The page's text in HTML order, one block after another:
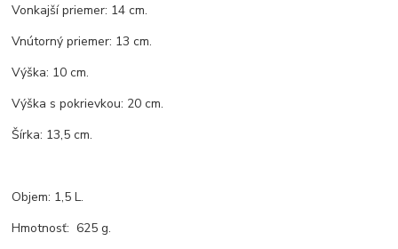
Vonkajší priemer: 14 cm.
Vnútorný priemer: 13 cm.
Výška: 10 cm.
Výška s pokrievkou: 20 cm.
Šírka: 13,5 cm.
Objem: 1,5 L.
Hmotnosť: 625 g.